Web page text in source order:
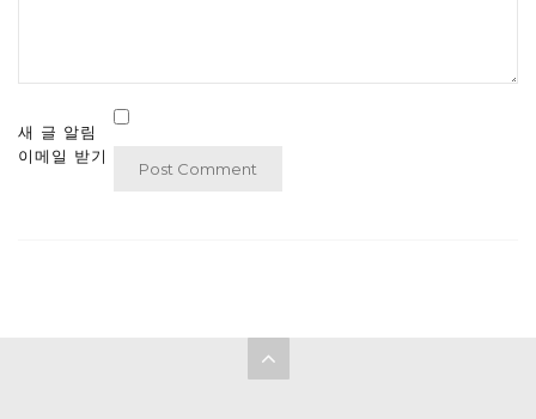
새 글 알림
이메일 받기